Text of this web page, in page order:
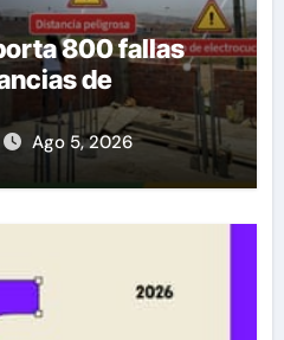
800 fallas
de
Ago 5, 2026